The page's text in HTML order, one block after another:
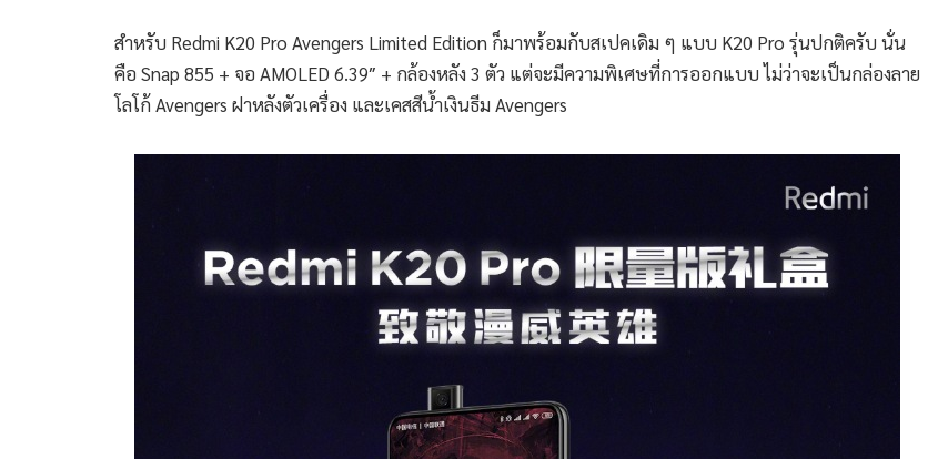
สำหรับ Redmi K20 Pro Avengers Limited Edition ก็มาพร้อมกับสเปคเดิม ๆ แบบ K20 Pro รุ่นปกติครับ นั่น
คือ Snap 855 + จอ AMOLED 6.39″ + กล้องหลัง 3 ตัว แต่จะมีความพิเศษที่การออกแบบ ไม่ว่าจะเป็นกล่องลาย
โลโก้ Avengers ฝาหลังตัวเครื่อง และเคสสีน้ำเงินธีม Avengers